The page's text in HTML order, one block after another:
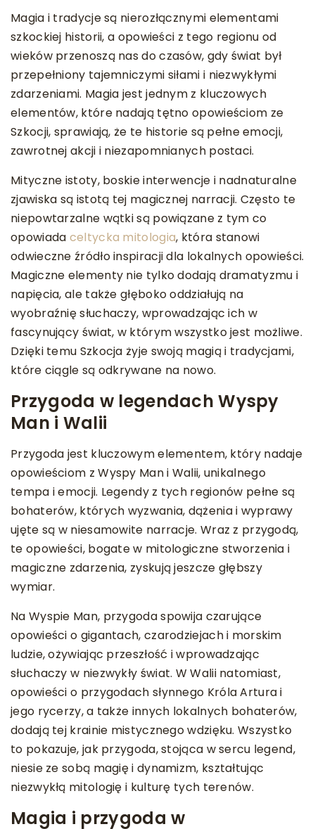
Magia i tradycje są nierozłącznymi elementami
szkockiej historii, a opowieści z tego regionu od
wieków przenoszą nas do czasów, gdy świat był
przepełniony tajemniczymi siłami i niezwykłymi
zdarzeniami. Magia jest jednym z kluczowych
elementów, które nadają tętno opowieściom ze
Szkocji, sprawiają, że te historie są pełne emocji,
zawrotnej akcji i niezapomnianych postaci.
Mityczne istoty, boskie interwencje i nadnaturalne
zjawiska są istotą tej magicznej narracji. Często te
niepowtarzalne wątki są powiązane z tym co
opowiada celtycka mitologia, która stanowi
odwieczne źródło inspiracji dla lokalnych opowieści.
Magiczne elementy nie tylko dodają dramatyzmu i
napięcia, ale także głęboko oddziałują na
wyobraźnię słuchaczy, wprowadzając ich w
fascynujący świat, w którym wszystko jest możliwe.
Dzięki temu Szkocja żyje swoją magią i tradycjami,
które ciągle są odkrywane na nowo.
Przygoda w legendach Wyspy
Man i Walii
Przygoda jest kluczowym elementem, który nadaje
opowieściom z Wyspy Man i Walii, unikalnego
tempa i emocji. Legendy z tych regionów pełne są
bohaterów, których wyzwania, dążenia i wyprawy
ujęte są w niesamowite narracje. Wraz z przygodą,
te opowieści, bogate w mitologiczne stworzenia i
magiczne zdarzenia, zyskują jeszcze głębszy
wymiar.
Na Wyspie Man, przygoda spowija czarujące
opowieści o gigantach, czarodziejach i morskim
ludzie, ożywiając przeszłość i wprowadzając
słuchaczy w niezwykły świat. W Walii natomiast,
opowieści o przygodach słynnego Króla Artura i
jego rycerzy, a także innych lokalnych bohaterów,
dodają tej krainie mistycznego wdzięku. Wszystko
to pokazuje, jak przygoda, stojąca w sercu legend,
niesie ze sobą magię i dynamizm, kształtując
niezwykłą mitologię i kulturę tych terenów.
Magia i przygoda w